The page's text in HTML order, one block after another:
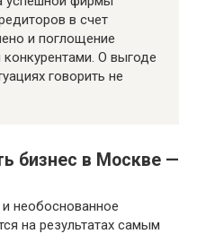
в счет
и поглощение
О выгоде
говорить не
бизнес в Москве —
необоснованное
на результатах самым